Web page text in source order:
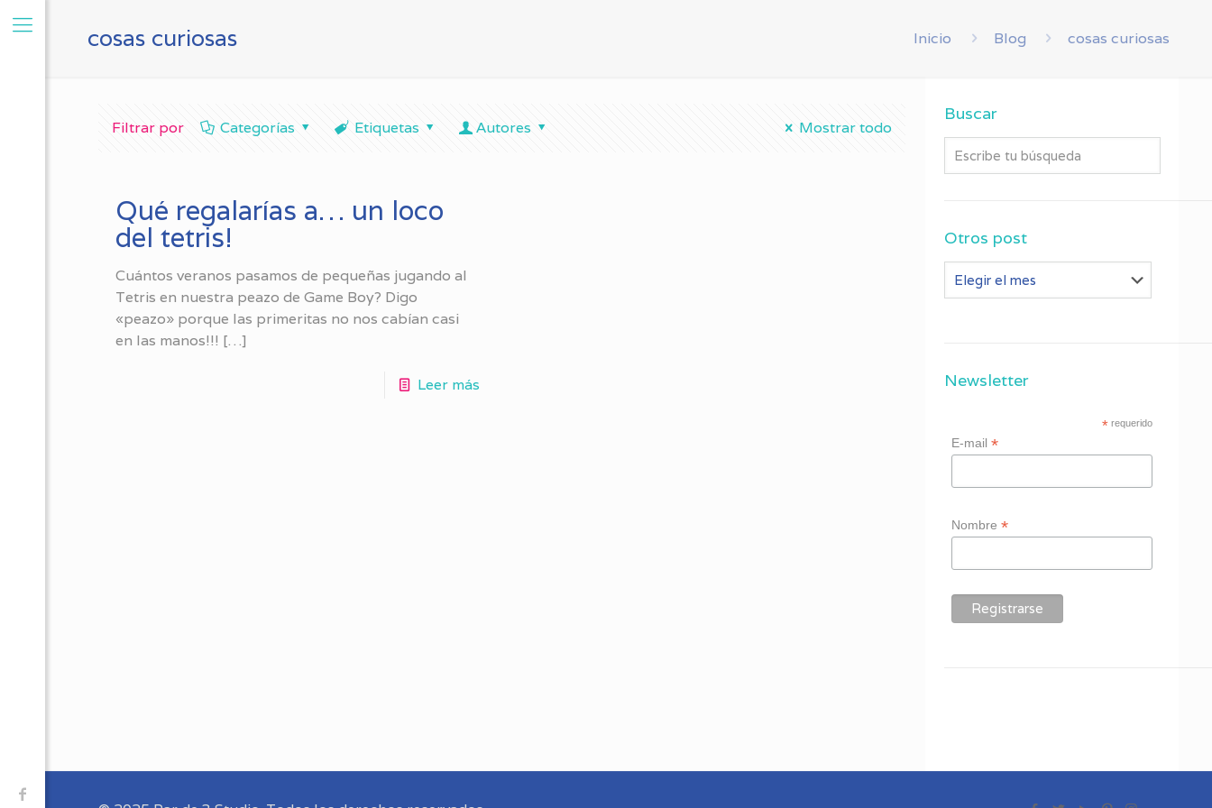
cosas curiosas Inicio Blog cosas curiosas
Filtrar por Categorías Etiquetas Autores Mostrar todo
Qué regalarías a… un loco
del tetris!
Cuántos veranos pasamos de pequeñas jugando al
Tetris en nuestra peazo de Game Boy? Digo
«peazo» porque las primeritas no nos cabían casi
en las manos!!! […]
Leer más
Buscar
Otros post
Otros
Newsletter
*requerido
E-mail *
Nombre *